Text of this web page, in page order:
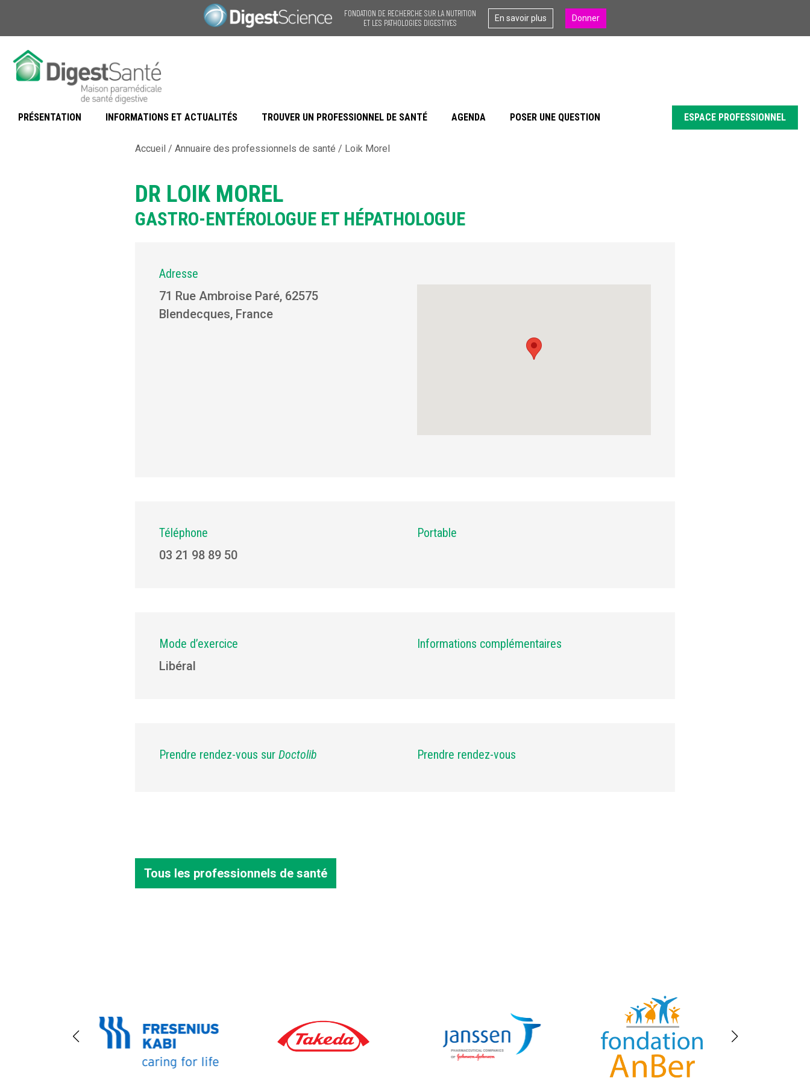
FONDATION DE RECHERCHE SUR LA NUTRITION
ET LES PATHOLOGIES DIGESTIVES
En savoir plus Donner
PRÉSENTATION INFORMATIONS ET ACTUALITÉS TROUVER UN PROFESSIONNEL DE SANTÉ AGENDA POSER UNE QUESTION ESPACE PROFESSIONNEL
Accueil / Annuaire des professionnels de santé / Loik Morel
DR LOIK MOREL
GASTRO-ENTÉROLOGUE ET HÉPATHOLOGUE
Adresse
71 Rue Ambroise Paré, 62575
Blendecques, France
Téléphone
03 21 98 89 50
Portable
Mode d’exercice
Libéral
Informations complémentaires
Prendre rendez-vous sur Doctolib Prendre rendez-vous
Tous les professionnels de santé